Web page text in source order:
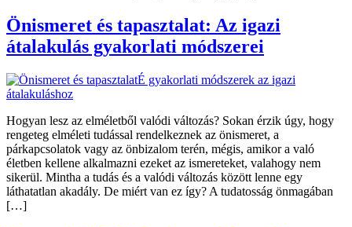
Önismeret és tapasztalat: Az igazi
átalakulás gyakorlati módszerei
Hogyan lesz az elméletből valódi változás? Sokan érzik úgy, hogy
rengeteg elméleti tudással rendelkeznek az önismeret, a
párkapcsolatok vagy az önbizalom terén, mégis, amikor a való
életben kellene alkalmazni ezeket az ismereteket, valahogy nem
sikerül. Mintha a tudás és a valódi változás között lenne egy
láthatatlan akadály. De miért van ez így? A tudatosság önmagában
[…]